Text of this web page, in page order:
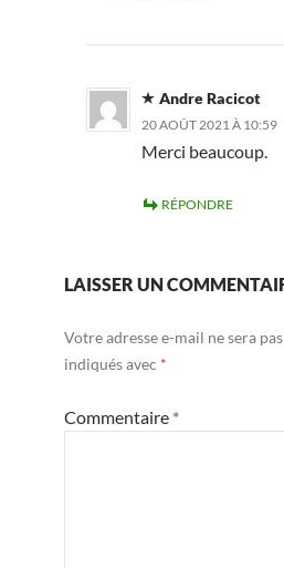
Andre Racicot
20 AOÛT 2021 À 10:59
Merci beaucoup.
RÉPONDRE
LAISSER UN
Votre adresse e-mail ne sera
indiqués avec *
Commentaire *